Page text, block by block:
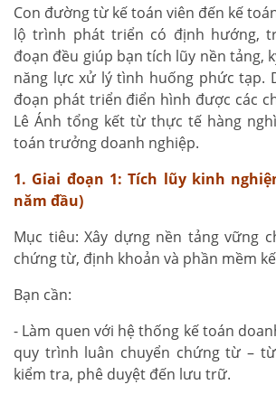
Con đường từ kế toán viên đến kế
lộ trình phát triển có định hướng,
đoạn đều giúp bạn tích lũy nền tảng,
năng lực xử lý tình huống phức tạp.
đoạn phát triển điển hình được các
Lê Ánh tổng kết từ thực tế hàng
toán trưởng doanh nghiệp.
1. Giai đoạn 1: Tích lũy kinh
năm đầu)
Mục tiêu: Xây dựng nền tảng vững
chứng từ, định khoản và phần mềm
Bạn cần:
- Làm quen với hệ thống kế toán
quy trình luân chuyển chứng từ –
kiểm tra, phê duyệt đến lưu trữ.